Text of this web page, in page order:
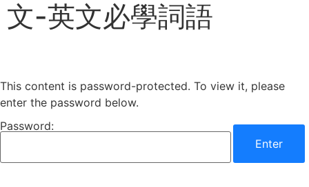
文-英文必學詞語
This content is password-protected. To view it, please
enter the password below.
Password: